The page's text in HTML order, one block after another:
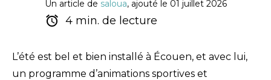
Un article de saloua, ajouté le 01 juillet 2026
4 min. de lecture
L’été est bel et bien installé à Écouen, et avec lui,
un programme d’animations sportives et